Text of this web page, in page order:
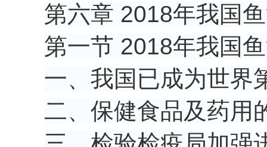
第六章 2018年我国
第一节 2018年我国
一、我国已成为世界
二、保健食品及药用